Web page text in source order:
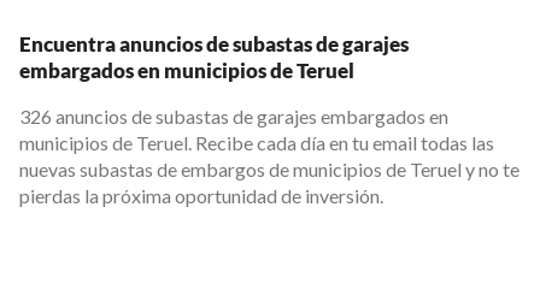
Encuentra anuncios de subastas de garajes
embargados en municipios de Teruel
326 anuncios de subastas de garajes embargados en
municipios de Teruel. Recibe cada día en tu email todas las
nuevas subastas de embargos de municipios de Teruel y no te
pierdas la próxima oportunidad de inversión.